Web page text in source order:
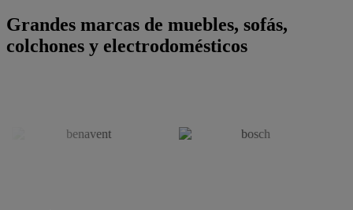
Grandes marcas de muebles, sofás,
colchones y electrodomésticos